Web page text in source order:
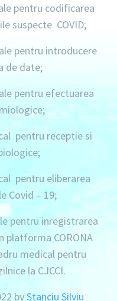
pentru codificarea
suspecte COVID;
pentru introducere
de date;
pentru efectuarea
pentru receptie si
pentru eliberarea
Covid – 19;
pentru inregistrarea
platforma CORONA
medicalpentru
la CJCCI.
byStanciu Silviu